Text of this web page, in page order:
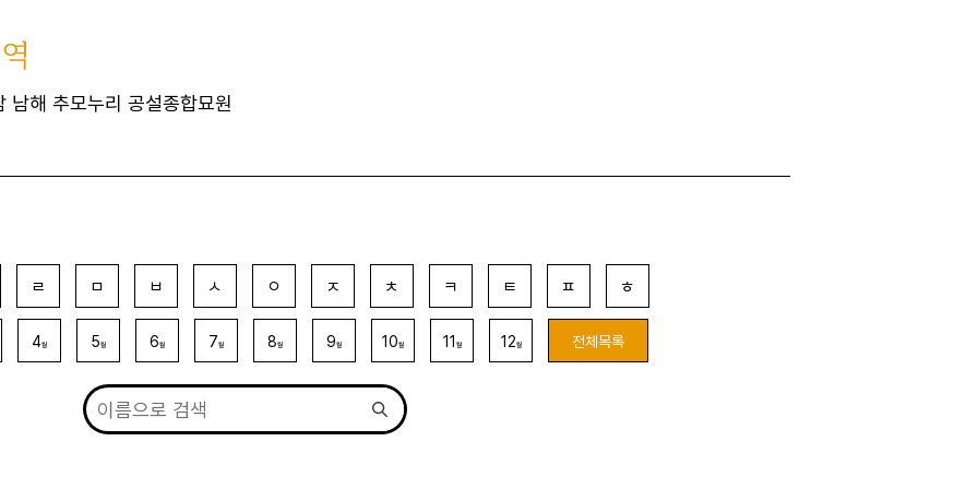
남해 추모누리 공설종합묘원
ㄹ ㅁ ㅂ ㅅ ㅇ ㅈ ㅊ ㅋ ㅌ ㅍ ㅎ
4월 5월 6월 7월 8월 9월 10월 11 월 12월 전체목록